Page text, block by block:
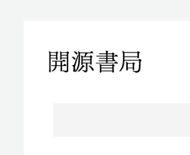
開源書局
開源書局出版有限公司